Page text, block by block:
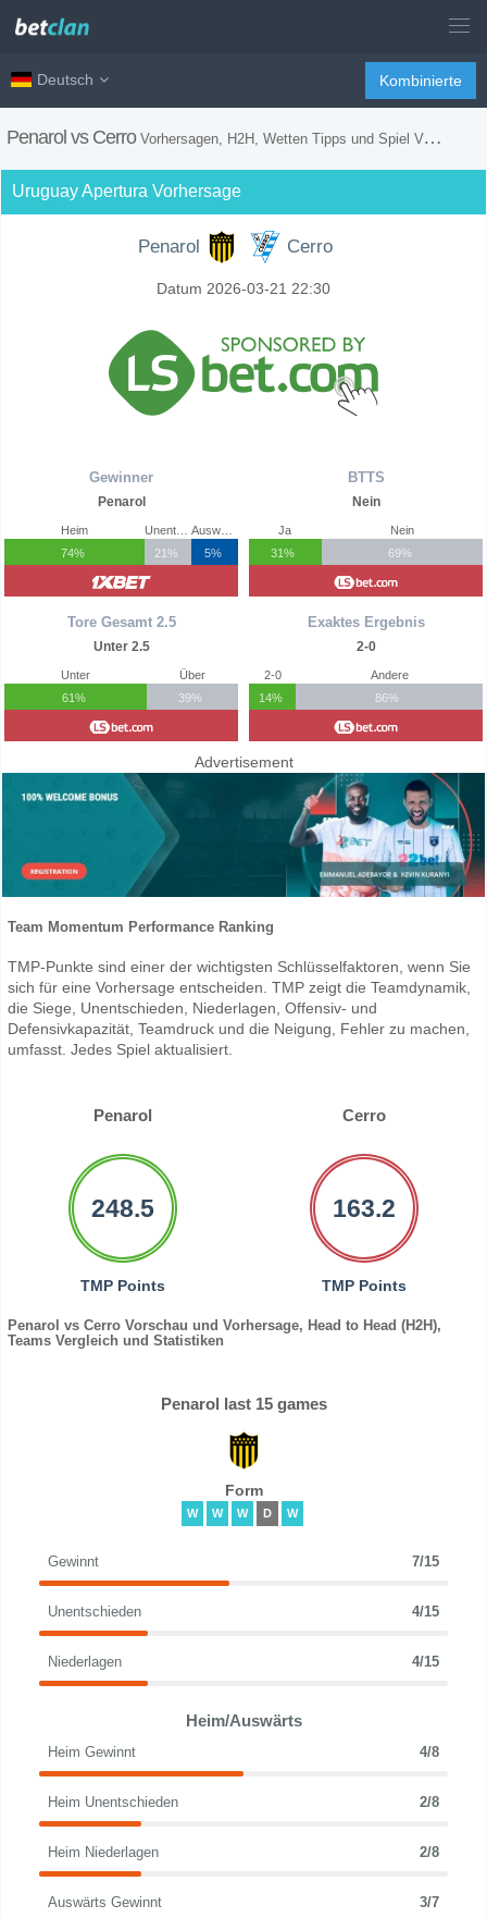
Deutsch Kombinierte
Penarol vs Cerro Vorhersagen, H2H, Wetten Tipps und Spiel Vorschau
Uruguay Apertura Vorhersage
Penarol Cerro
Datum 2026-03-21 22:30
Gewinner
Penarol
Heim
74%
21%
5%
Tore Gesamt 2.5
Unter 2.5
Unter
61%
Über
39%
BTTS
Nein
Ja
31%
Nein
69%
Exaktes Ergebnis
2-0
2-0
14%
Andere
86%
Advertisement
Team Momentum Performance Ranking
TMP-Punkte sind einer der wichtigsten Schlüsselfaktoren, wenn Sie
sich für eine Vorhersage entscheiden. TMP zeigt die Teamdynamik,
die Siege, Unentschieden, Niederlagen, Offensiv- und
Defensivkapazität, Teamdruck und die Neigung, Fehler zu machen,
umfasst. Jedes Spiel aktualisiert.
Penarol Cerro
248.5
TMP Points
163.2
TMP Points
Penarol vs Cerro Vorschau und Vorhersage, Head to Head (H2H),
Teams Vergleich und Statistiken
Penarol last 15 games
Form
W W W D W
Gewinnt 7/15
Unentschieden 4/15
Niederlagen 4/15
Heim/Auswärts
Heim Gewinnt 4/8
Heim Unentschieden 2/8
Heim Niederlagen 2/8
Auswärts Gewinnt 3/7